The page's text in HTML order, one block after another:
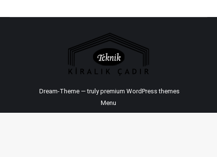
Dream-Theme — trulypremium WordPress themes
Menu